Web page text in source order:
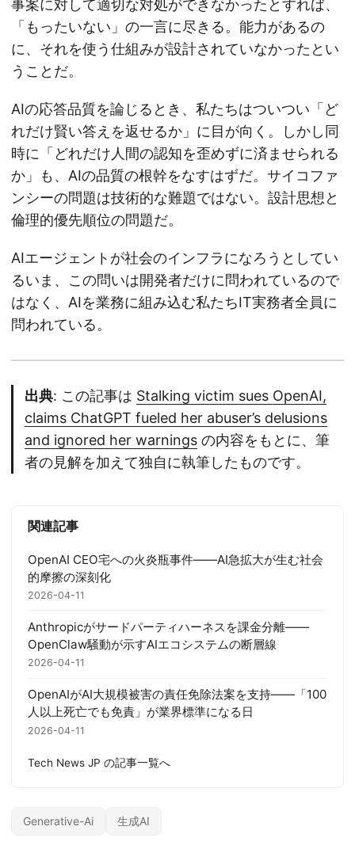
事案に対して適切な対処ができなかったとすれば、
「もったいない」の一言に尽きる。能力があるの
に、それを使う仕組みが設計されていなかったとい
うことだ。
AIの応答品質を論じるとき、私たちはついつい「ど
れだけ賢い答えを返せるか」に目が向く。しかし同
時に「どれだけ人間の認知を歪めずに済ませられる
か」も、AIの品質の根幹をなすはずだ。サイコファ
ンシーの問題は技術的な難題ではない。設計思想と
倫理的優先順位の問題だ。
AIエージェントが社会のインフラになろうとしてい
るいま、この問いは開発者だけに問われているので
はなく、AIを業務に組み込む私たちIT実務者全員に
問われている。
出典: この記事は Stalking victim sues OpenAI,
claims ChatGPT fueled her abuser’s delusions
and ignored her warnings の内容をもとに、筆
者の見解を加えて独自に執筆したものです。
関連記事
OpenAI CEO宅への火炎瓶事件——AI急拡大が生む社会
的摩擦の深刻化
2026-04-11
Anthropicがサードパーティハーネスを課金分離——
OpenClaw騒動が示すAIエコシステムの断層線
2026-04-11
OpenAIがAI大規模被害の責任免除法案を支持——「100
人以上死亡でも免責」が業界標準になる日
2026-04-11
Tech News JP の記事一覧へ
Generative-Ai 生成AI